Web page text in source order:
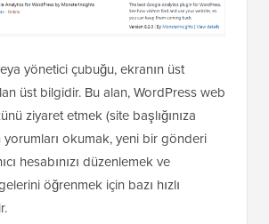
yönetici çubuğu, ekranın üst
üst bilgidir. Bu alan, WordPress web
ziyaret etmek (site başlığınıza
yorumları okumak, yeni bir gönderi
hesabınızı düzenlemek ve
öğrenmek için bazı hızlı